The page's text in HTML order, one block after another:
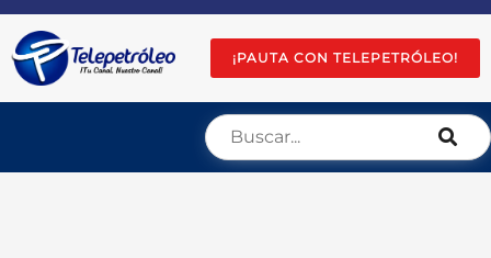
¡PAUTA CON TELEPETRÓLEO!